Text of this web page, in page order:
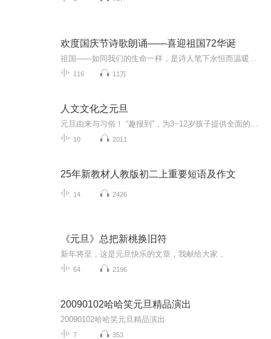
欢度国庆节诗歌朗诵——喜迎祖国72华诞
116 11万
人文文化之元旦
10 2011
25年新教材人教版初二上重要短语及作文
14 2426
《元旦》总把新桃换旧符
新年将至，这是元旦快乐的文章，我献给大家，
64 2196
20090102哈哈笑元旦精品演出
20090102哈哈笑元旦精品演出
7 353